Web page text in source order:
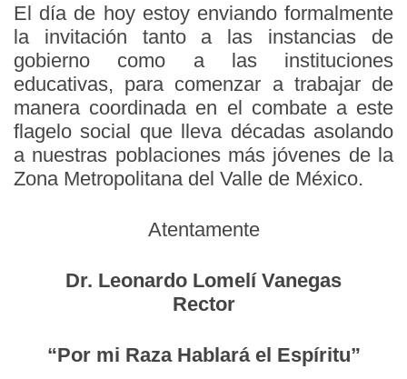
El día de hoy estoy enviando formalmente
la invitación tanto a las instancias de
gobierno como a las instituciones
educativas, para comenzar a trabajar de
manera coordinada en el combate a este
flagelo social que lleva décadas asolando
a nuestras poblaciones más jóvenes de la
Zona Metropolitana del Valle de México.
Atentamente
Dr. Leonardo Lomelí Vanegas
Rector
“Por mi Raza Hablará el Espíritu”